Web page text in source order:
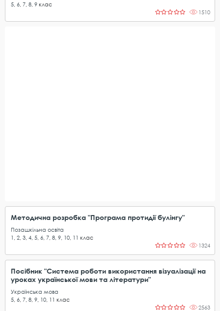
5 6 7 8 9 клас
1510
Методична розробка "Програма протидії булінгу"
Позашкільна освіта
1
2 3 4 5 6 7 8 9 10 11 клас
1324
Посібник "Система роботи використання візуалізації на
уроках української мови та літератури"
Українська мова
5 6 7 8 9 10 11 клас
2563